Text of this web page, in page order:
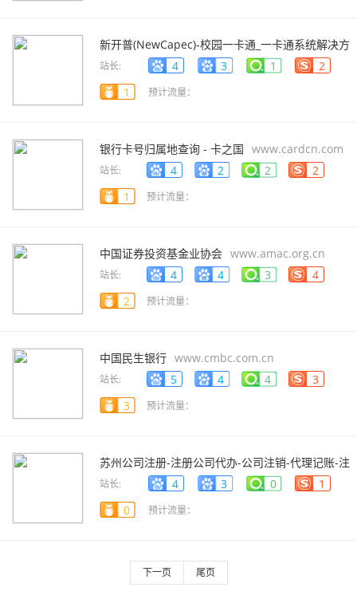
新开普(NewCapec)-校园一卡通_一卡通系统解决方
案 www.newcapec.com.cn
站长: 4 3 1
2
1
预计流量：
银行卡号归属地查询 - 卡之国 www.cardcn.com
站长: 4 2 2
2
1
预计流量：
中国证券投资基金业协会 www.amac.org.cn
站长: 4 4 3
4
2
预计流量：
中国民生银行 www.cmbc.com.cn
站长: 5 4 4
3
3
预计流量：
苏州公司注册-注册公司代办-公司注销-代理记账-注
销公司-誉富财税-
www.yufucaishui.cn?
products_1378.html
站长: 4 3 0
1
0
预计流量：
下一页 尾页